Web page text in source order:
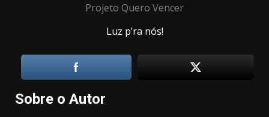
Projeto Quero Vencer
Luz p’ra nós!
Sobre o Autor